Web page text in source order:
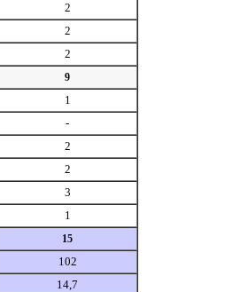
2
2
2
9
1
-
2
2
3
1
15
102
14,7